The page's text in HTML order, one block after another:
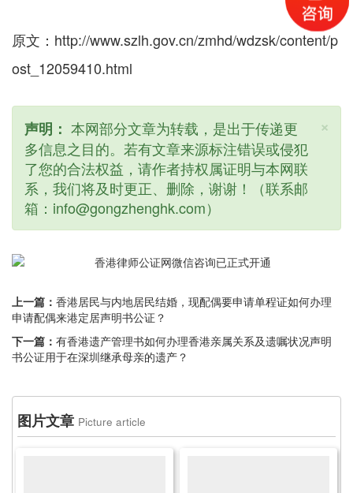
原文：http://www.szlh.gov.cn/zmhd/wdzsk/content/p
ost_12059410.html
×
声明： 本网部分文章为转载，是出于传递更
多信息之目的。若有文章来源标注错误或侵犯
了您的合法权益，请作者持权属证明与本网联
系，我们将及时更正、删除，谢谢！（联系邮
箱：info@gongzhenghk.com）
上一篇： 香港居民与内地居民结婚，现配偶要申请单程证如何办理
申请配偶来港定居声明书公证？
下一篇： 有香港遗产管理书如何办理香港亲属关系及遗嘱状况声明
书公证用于在深圳继承母亲的遗产？
图片文章 Picture article